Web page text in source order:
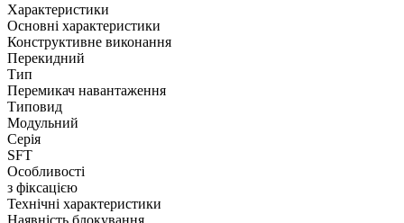
Характеристики
Основні характеристики
Конструктивне виконання
Перекидний
Тип
Перемикач навантаження
Типовид
Модульний
Серія
SFT
Особливості
з фіксацією
Технічні характеристики
Наявність блокування